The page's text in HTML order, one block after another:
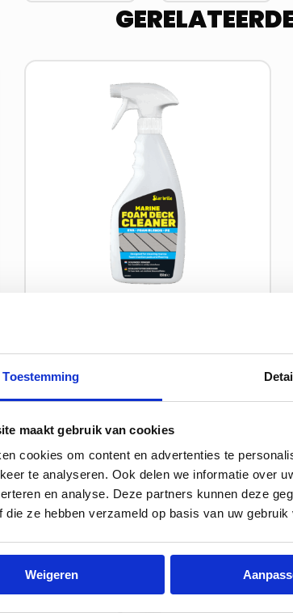
Toestemming
maakt gebruik van cookies
cookies om content en advertenties te
te analyseren. Ook delen we informatie over
en analyse. Deze partners kunnen deze
die ze hebben verzameld op basis van uw
Weigeren
vlekken, herstelt grip en is veilig
Lees meer
Lees
Lees
meer
over